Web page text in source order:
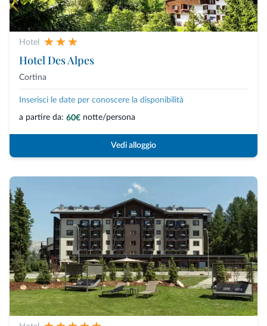
Hotel
Hotel Des Alpes
Cortina
Inserisci le date per conoscere la disponibilità
a partire da: 60€ notte/persona
Vedi alloggio